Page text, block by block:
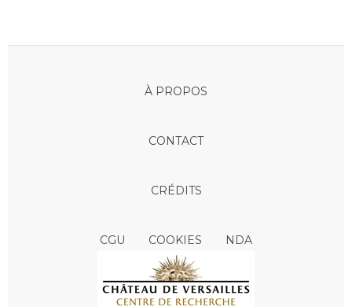
À PROPOS
CONTACT
CRÉDITS
CGU COOKIES NDA